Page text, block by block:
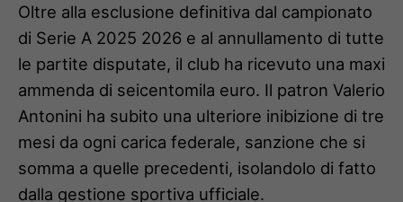
Oltre alla esclusione definitiva dal campionato
di Serie A 2025 2026 e al annullamento di tutte
le partite disputate, il club ha ricevuto una maxi
ammenda di seicentomila euro. Il patron Valerio
Antonini ha subito una ulteriore inibizione di tre
mesi da ogni carica federale, sanzione che si
somma a quelle precedenti, isolandolo di fatto
dalla gestione sportiva ufficiale.